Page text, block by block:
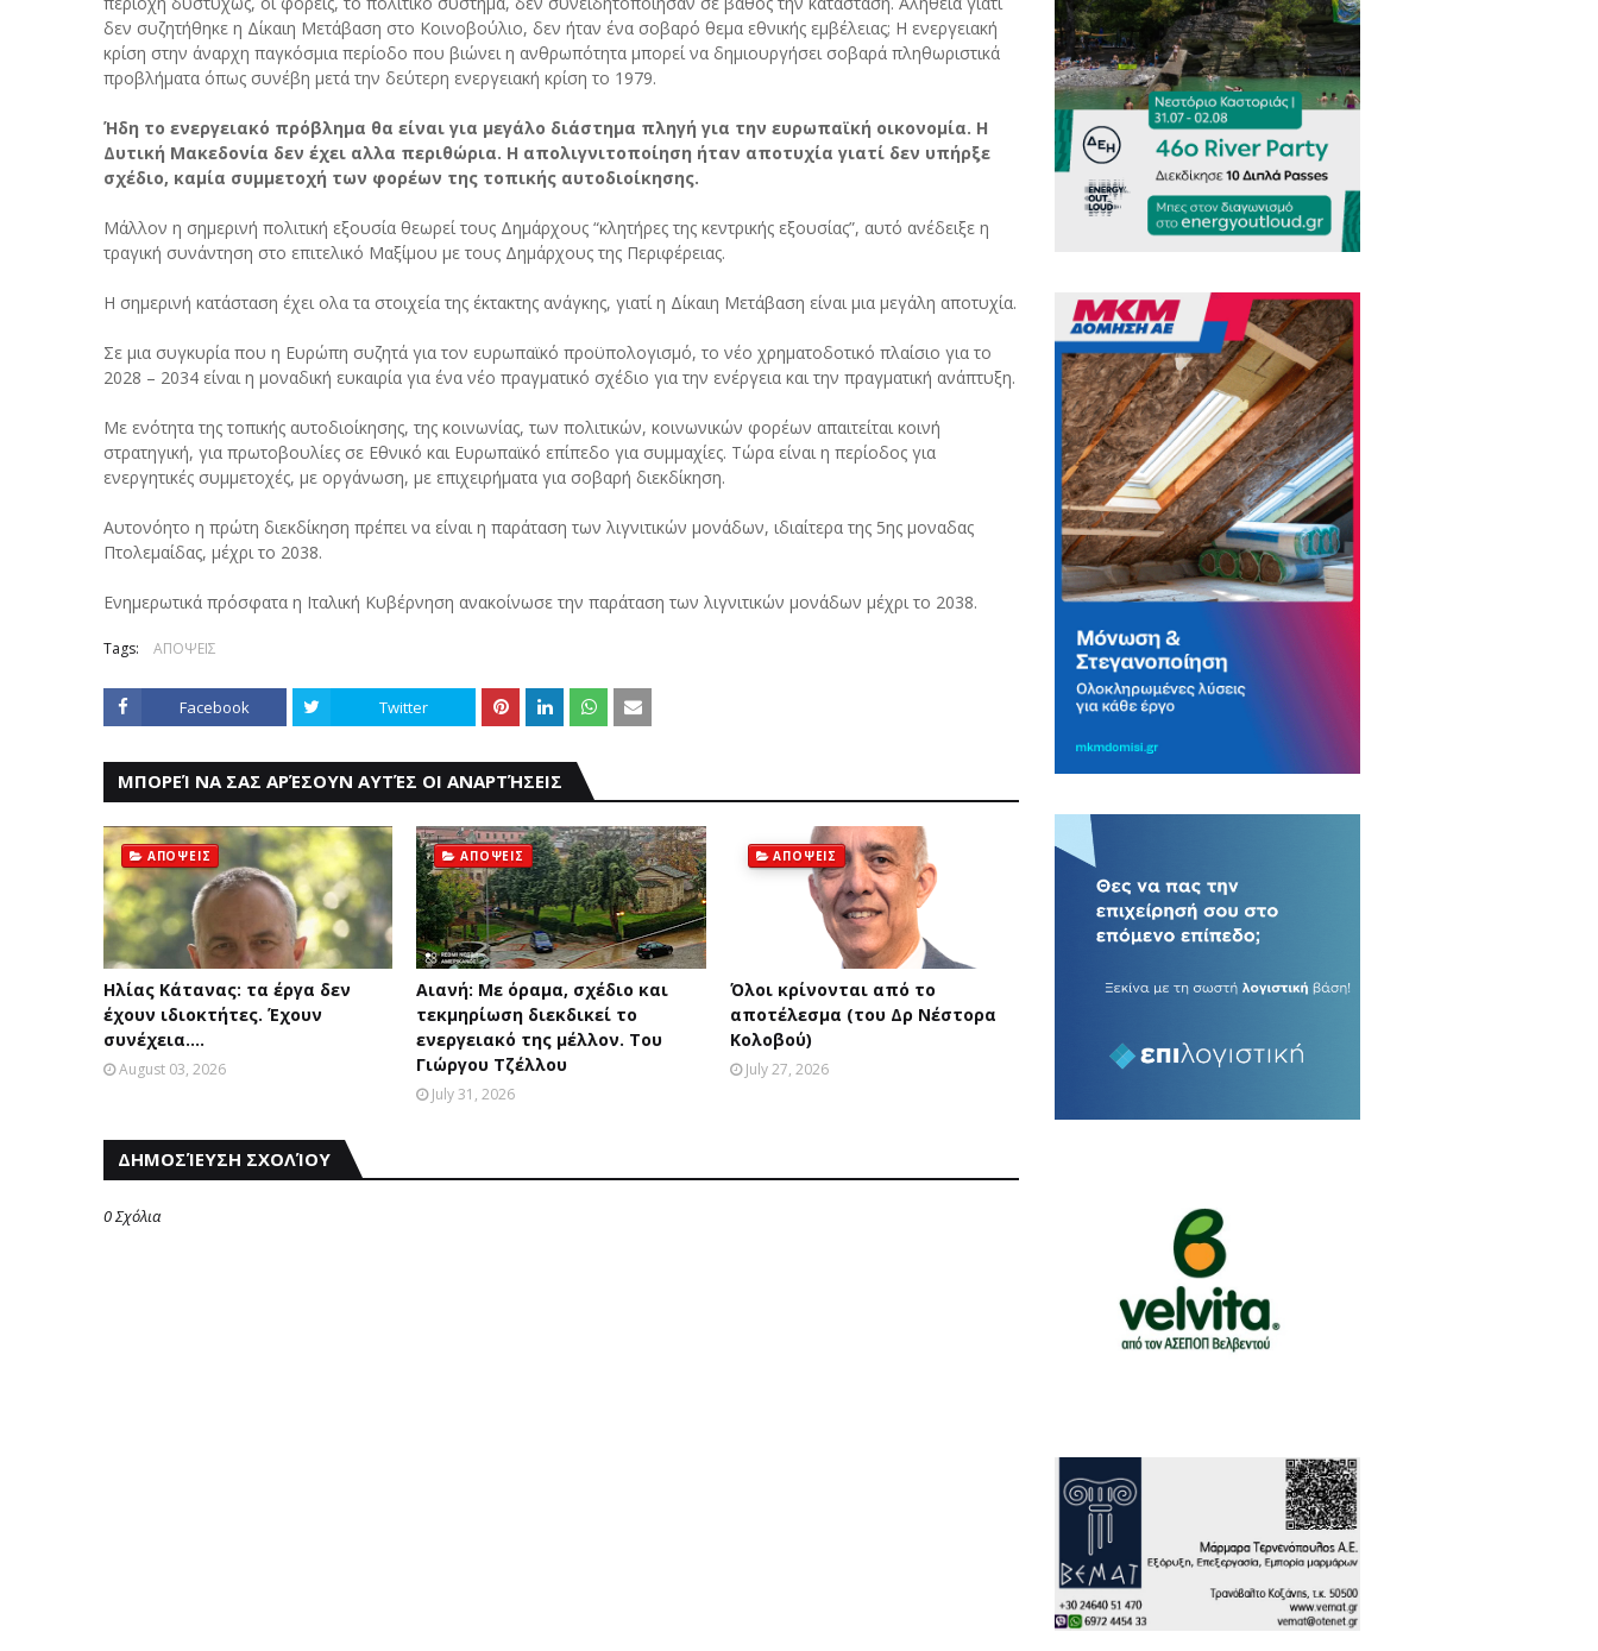
δεν συζητήθηκε η Δίκαιη Μετάβαση στο Κοινοβούλιο, δεν ήταν ένα σοβαρό θεμα εθνικής εμβέλειας; Η ενεργειακή
κρίση στην άναρχη παγκόσμια περίοδο που βιώνει η ανθρωπότητα μπορεί να δημιουργήσει σοβαρά πληθωριστικά
προβλήματα όπως συνέβη μετά την δεύτερη ενεργειακή κρίση το 1979.
Ήδη το ενεργειακό πρόβλημα θα είναι για μεγάλο διάστημα πληγή για την ευρωπαϊκή οικονομία. Η
Δυτική Μακεδονία δεν έχει αλλα περιθώρια. Η απολιγνιτοποίηση ήταν αποτυχία γιατί δεν υπήρξε
σχέδιο, καμία συμμετοχή των φορέων της τοπικής αυτοδιοίκησης.
Μάλλον η σημερινή πολιτική εξουσία θεωρεί τους Δημάρχους “κλητήρες της κεντρικής εξουσίας”, αυτό ανέδειξε η
τραγική συνάντηση στο επιτελικό Μαξίμου με τους Δημάρχους της Περιφέρειας.
Η σημερινή κατάσταση έχει ολα τα στοιχεία της έκτακτης ανάγκης, γιατί η Δίκαιη Μετάβαση είναι μια μεγάλη αποτυχία.
Σε μια συγκυρία που η Ευρώπη συζητά για τον ευρωπαϊκό προϋπολογισμό, το νέο χρηματοδοτικό πλαίσιο για το
2028 – 2034 είναι η μοναδική ευκαιρία για ένα νέο πραγματικό σχέδιο για την ενέργεια και την πραγματική ανάπτυξη.
Με ενότητα της τοπικής αυτοδιοίκησης, της κοινωνίας, των πολιτικών, κοινωνικών φορέων απαιτείται κοινή
στρατηγική, για πρωτοβουλίες σε Εθνικό και Ευρωπαϊκό επίπεδο για συμμαχίες. Τώρα είναι η περίοδος για
ενεργητικές συμμετοχές, με οργάνωση, με επιχειρήματα για σοβαρή διεκδίκηση.
Αυτονόητο η πρώτη διεκδίκηση πρέπει να είναι η παράταση των λιγνιτικών μονάδων, ιδιαίτερα της 5ης μοναδας
Πτολεμαίδας, μέχρι το 2038.
Ενημερωτικά πρόσφατα η Ιταλική Κυβέρνηση ανακοίνωσε την παράταση των λιγνιτικών μονάδων μέχρι το 2038.
Tags: ΑΠΟΨΕΙΣ
Facebook Twitter
ΜΠΟΡΕΊ ΝΑ ΣΑΣ ΑΡΈΣΟΥΝ ΑΥΤΈΣ ΟΙ ΑΝΑΡΤΉΣΕΙΣ
ΑΠΟΨΕΙΣ
Ηλίας Κάτανας: τα έργα δεν
έχουν ιδιοκτήτες. Έχουν
συνέχεια....
August 03, 2026
ΑΠΟΨΕΙΣ
Αιανή: Με όραμα, σχέδιο και
τεκμηρίωση διεκδικεί το
ενεργειακό της μέλλον. Του
Γιώργου Τζέλλου
July 31, 2026
ΑΠΟΨΕΙΣ
Όλοι κρίνονται από το
αποτέλεσμα (του Δρ Νέστορα
Κολοβού)
July 27, 2026
ΔΗΜΟΣΊΕΥΣΗ ΣΧΟΛΊΟΥ
0 Σχόλια